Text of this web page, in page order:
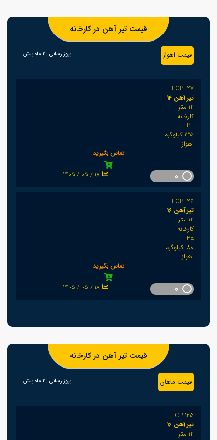
قیمت تیر آهن در کارخانه
قیمت اهواز بروز رسانی : 2 ماه پیش
FCP-127
تیر آهن 14
12 متر
کارخانه
IPE
135 کیلوگرم
اهواز
تماس بگیرید
1405 / 05 / 18
FCP-126
تیر آهن 16
12 متر
کارخانه
IPE
180 کیلوگرم
اهواز
تماس بگیرید
1405 / 05 / 18
قیمت تیر آهن در کارخانه
قیمت ماهان بروز رسانی : 2 ماه پیش
FCP-125
تیر آهن 16
12 متر